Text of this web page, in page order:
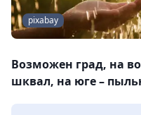
pixabay
Возможен град, на
шквал, на юге –